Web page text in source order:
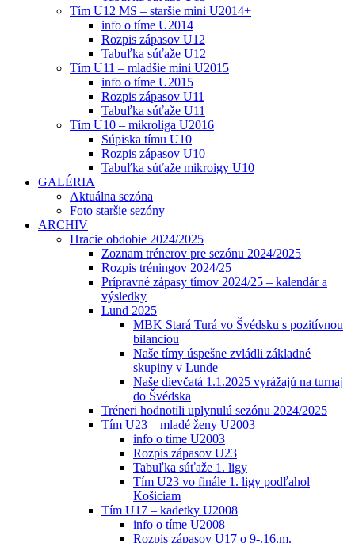
Tím U12 MS – staršie mini U2014+
info o tíme U2014
Rozpis zápasov U12
Tabuľka súťaže U12
Tím U11 – mladšie mini U2015
info o tíme U2015
Rozpis zápasov U11
Tabuľka súťaže U11
Tím U10 – mikroliga U2016
Súpiska tímu U10
Rozpis zápasov U10
Tabuľka súťaže mikroigy U10
GALÉRIA
Aktuálna sezóna
Foto staršie sezóny
ARCHIV
Hracie obdobie 2024/2025
Zoznam trénerov pre sezónu 2024/2025
Rozpis tréningov 2024/25
Prípravné zápasy tímov 2024/25 – kalendár a
výsledky
Lund 2025
MBK Stará Turá vo Švédsku s pozitívnou
bilanciou
Naše tímy úspešne zvládli základné
skupiny v Lunde
Naše dievčatá 1.1.2025 vyrážajú na turnaj
do Švédska
Tréneri hodnotili uplynulú sezónu 2024/2025
Tím U23 – mladé ženy U2003
info o tíme U2003
Rozpis zápasov U23
Tabuľka súťaže 1. ligy
Tím U23 vo finále 1. ligy podľahol
Košiciam
Tím U17 – kadetky U2008
info o tíme U2008
Rozpis zápasov U17 o 9-.16.m.